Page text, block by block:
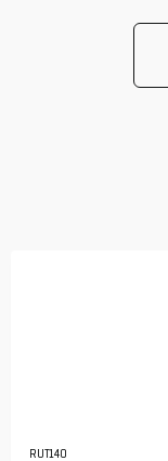
RUT140